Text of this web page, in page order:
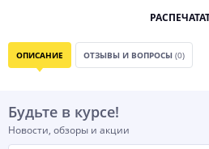
ОПИСАНИЕ ОТЗЫВЫ И ВОПРОСЫ (0)
Будьте в курсе!
Новости, обзоры и акции